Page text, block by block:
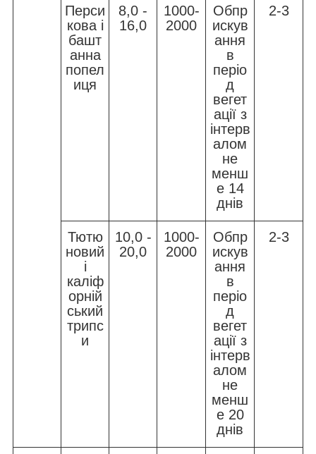
Перси
кова і
башт
анна
попел
иця
8,0 -
16,0
1000-
2000
Обпр
искув
ання
в
періо
д
вегет
ації з
інтерв
алом
не
менш
е 14
днів
2-3
Тютю
новий
і
каліф
орній
ський
трипс
и
10,0 -
20,0
1000-
2000
Обпр
искув
ання
в
періо
д
вегет
ації з
інтерв
алом
не
менш
е 20
днів
2-3